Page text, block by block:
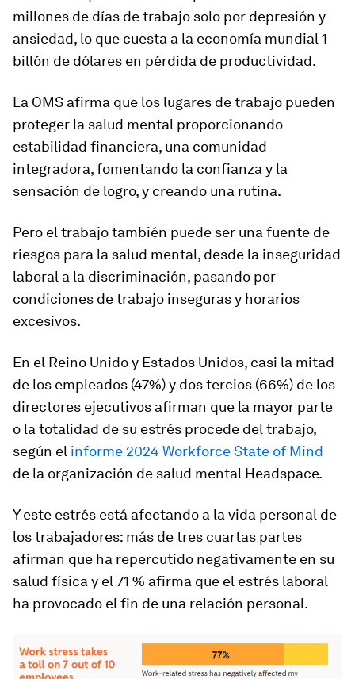
millones de días de trabajo solo por depresión y
ansiedad, lo que cuesta a la economía mundial 1
billón de dólares en pérdida de productividad.
La OMS afirma que los lugares de trabajo pueden
proteger la salud mental proporcionando
estabilidad financiera, una comunidad
integradora, fomentando la confianza y la
sensación de logro, y creando una rutina.
Pero el trabajo también puede ser una fuente de
riesgos para la salud mental, desde la inseguridad
laboral a la discriminación, pasando por
condiciones de trabajo inseguras y horarios
excesivos.
En el Reino Unido y Estados Unidos, casi la mitad
de los empleados (47%) y dos tercios (66%) de los
directores ejecutivos afirman que la mayor parte
o la totalidad de su estrés procede del trabajo,
según el informe 2024 Workforce State of Mind
de la organización de salud mental Headspace.
Y este estrés está afectando a la vida personal de
los trabajadores: más de tres cuartas partes
afirman que ha repercutido negativamente en su
salud física y el 71 % afirma que el estrés laboral
ha provocado el fin de una relación personal.